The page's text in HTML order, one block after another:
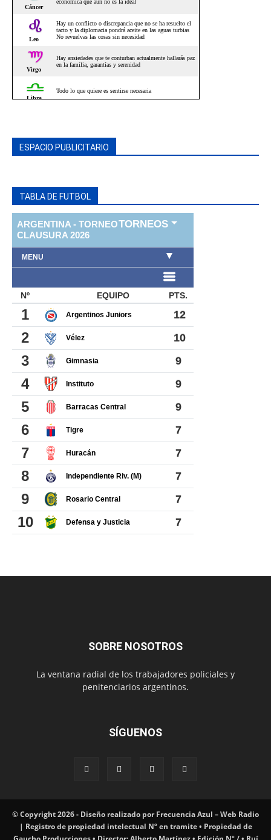
ESPACIO PUBLICITARIO
TABLA DE FUTBOL
SOBRE NOSOTROS
La ventana radial de los trabajadores policiales y
penitenciarios argentinos.
SÍGUENOS
© Copyright 2026 - Diseño realizado por Frecuencia Azul – Web Radio
| Registro de propiedad intelectual Nº en tramite • Propiedad de